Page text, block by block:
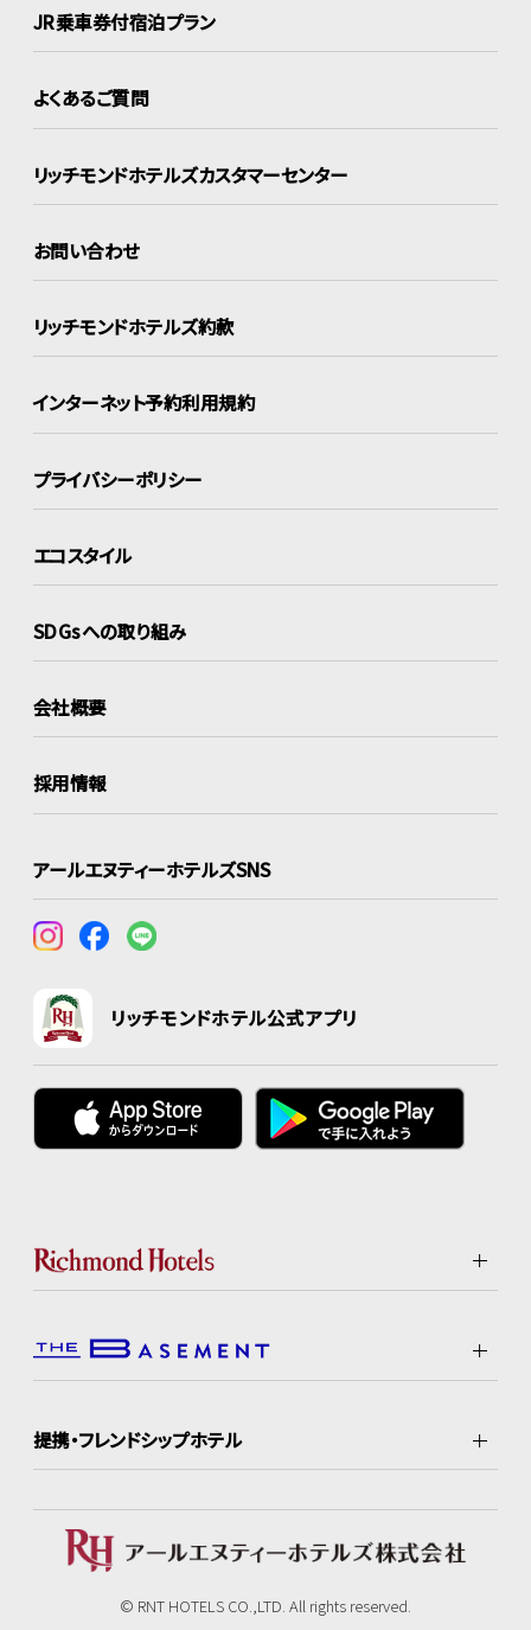
JR乗車券付宿泊プラン
よくあるご質問
リッチモンドホテルズカスタマーセンター
お問い合わせ
リッチモンドホテルズ約款
インターネット予約利用規約
プライバシーポリシー
エコスタイル
SDGsへの取り組み
会社概要
採用情報
アールエヌティーホテルズSNS
リッチモンドホテル公式アプリ
提携・フレンドシップホテル
© RNT HOTELS CO.,LTD. All rights reserved.